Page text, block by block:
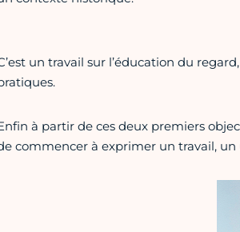
un travail sur l’éducation du
à partir de ces deux premiers
commencer à exprimer un travail, un